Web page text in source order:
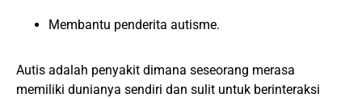
Membantu penderita autisme.
Autis adalah penyakit dimana seseorang merasa
memiliki dunianya sendiri dan sulit untuk berinteraksi